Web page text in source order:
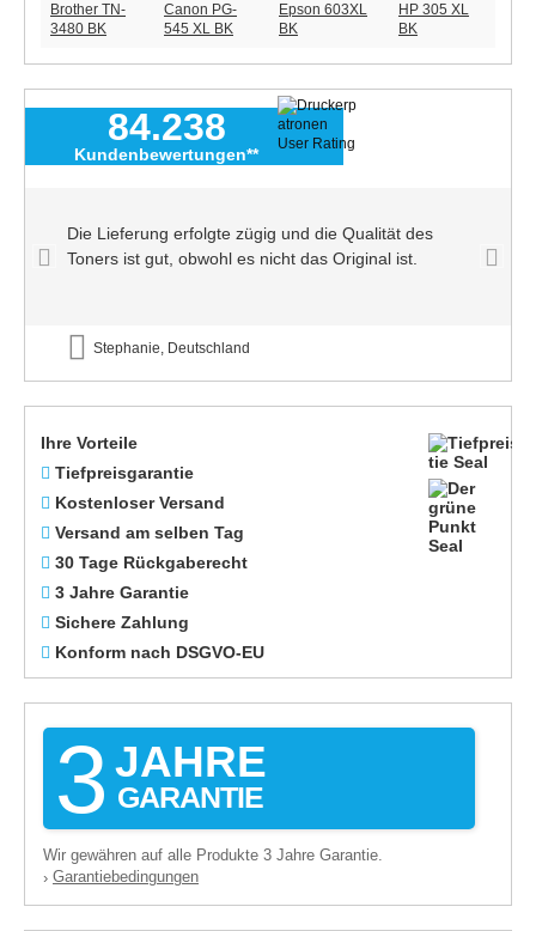
84.238
Kundenbewertungen**
Die Lieferung erfolgte zügig und die Qualität des
Toners ist gut, obwohl es nicht das Original ist.
Stephanie, Deutschland
Ihre Vorteile
Tiefpreisgarantie
Kostenloser Versand
Versand am selben Tag
30 Tage Rückgaberecht
3 Jahre Garantie
Sichere Zahlung
Konform nach DSGVO-EU
3 JAHRE
GARANTIE
Wir gewähren auf alle Produkte 3 Jahre Garantie.
› Garantiebedingungen
Brother TN-
3480 BK
Canon PG-
545 XL BK
Epson 603XL
BK
HP 305 XL
BK